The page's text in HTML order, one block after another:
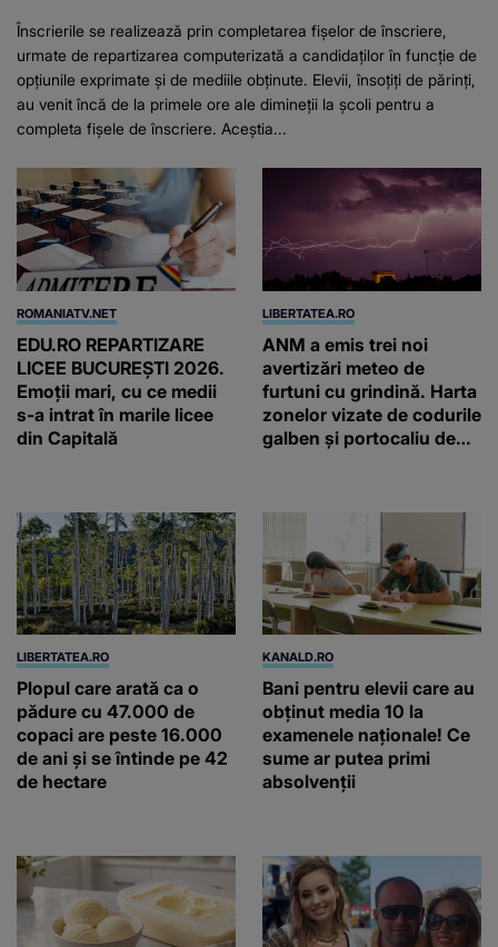
Înscrierile se realizează prin completarea fișelor de înscriere,
urmate de repartizarea computerizată a candidaților în funcție de
opțiunile exprimate și de mediile obținute. Elevii, însoțiți de părinți,
au venit încă de la primele ore ale dimineții la școli pentru a
completa fișele de înscriere. Aceștia...
ROMANIATV.NET
EDU.RO REPARTIZARE
LICEE BUCUREŞTI 2026.
Emoţii mari, cu ce medii
s-a intrat în marile licee
din Capitală
LIBERTATEA.RO
ANM a emis trei noi
avertizări meteo de
furtuni cu grindină. Harta
zonelor vizate de codurile
galben și portocaliu de
LIBERTATEA.RO
Plopul care arată ca o
pădure cu 47.000 de
copaci are peste 16.000
de ani și se întinde pe 42
de hectare
KANALD.RO
Bani pentru elevii care au
obținut media 10 la
examenele naționale! Ce
sume ar putea primi
absolvenții